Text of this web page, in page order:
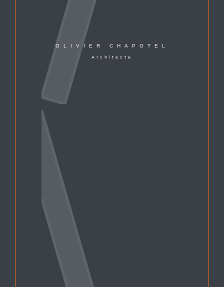
OLIVIER CHAPOTEL
Architecte